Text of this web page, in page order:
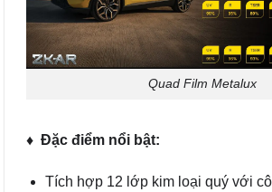
Quad Film Metalux
♦ Đặc điểm nổi bật:
Tích hợp 12 lớp kim loại quý với